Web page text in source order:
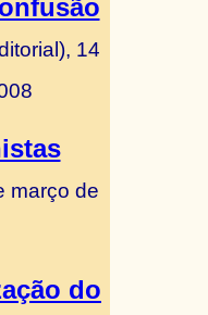
14
março de
do